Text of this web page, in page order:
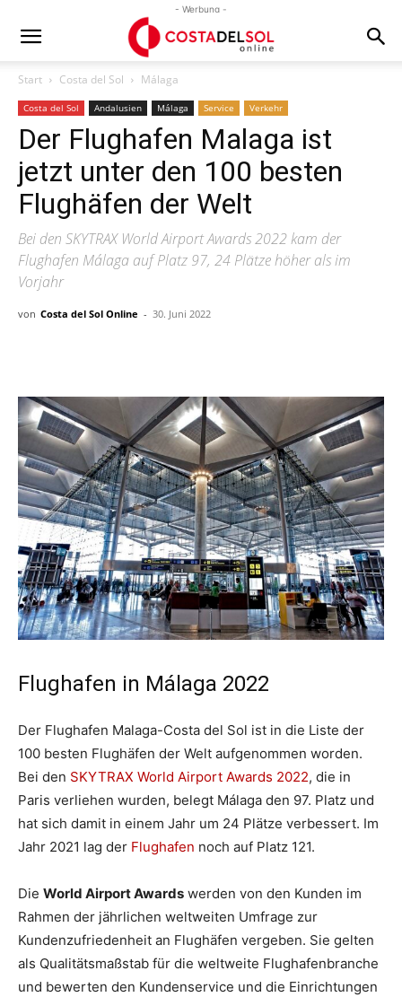
- Werbung -
Start Costa del Sol Málaga
Costa del Sol Andalusien Málaga Service Verkehr
Der Flughafen Malaga ist
jetzt unter den 100 besten
Flughäfen der Welt
Bei den SKYTRAX World Airport Awards 2022 kam der
Flughafen Málaga auf Platz 97, 24 Plätze höher als im
Vorjahr
von Costa del Sol Online - 30. Juni 2022
Flughafen in Málaga 2022
Der Flughafen Malaga-Costa del Sol ist in die Liste der
100 besten Flughäfen der Welt aufgenommen worden.
Bei den SKYTRAX World Airport Awards 2022, die in
Paris verliehen wurden, belegt Málaga den 97. Platz und
hat sich damit in einem Jahr um 24 Plätze verbessert. Im
Jahr 2021 lag der Flughafen noch auf Platz 121.
Die World Airport Awards werden von den Kunden im
Rahmen der jährlichen weltweiten Umfrage zur
Kundenzufriedenheit an Flughäfen vergeben. Sie gelten
als Qualitätsmaßstab für die weltweite Flughafenbranche
und bewerten den Kundenservice und die Einrichtungen